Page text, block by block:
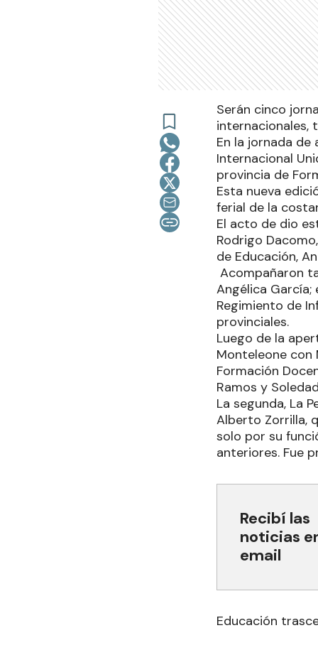
Serán cinco
internacionales,
En la jornada de
Internacional
provincia de
Esta nueva
ferial de la
El acto de dio
Rodrigo
de Educación,
Acompañaron
Angélica García;
Regimiento de
provinciales.
Luego de la
Monteleone con
Formación
Ramos y
La segunda, La
Alberto Zorrilla,
solo por su
anteriores. Fue
Recibí las
noticias
email
Educación